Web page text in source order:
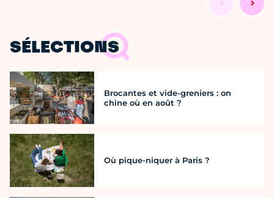
SÉLECTIONS
Brocantes et vide-greniers : on
chine où en août ?
Où pique-niquer à Paris ?